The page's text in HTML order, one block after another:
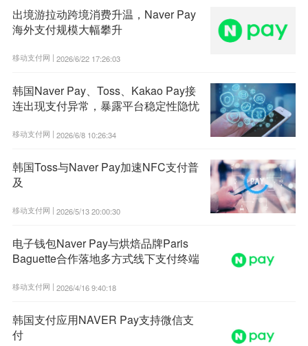
出境游拉动跨境消费升温，Naver Pay
海外支付规模大幅攀升
移动支付网 | 2026/6/22 17:26:03
韩国Naver Pay、Toss、Kakao Pay接
连出现支付异常，暴露平台稳定性隐忧
移动支付网 | 2026/6/8 10:26:34
韩国Toss与Naver Pay加速NFC支付普
及
移动支付网 | 2026/5/13 20:00:30
电子钱包Naver Pay与烘焙品牌Paris
Baguette合作落地多方式线下支付终端
移动支付网 | 2026/4/16 9:40:18
韩国支付应用NAVER Pay支持微信支
付